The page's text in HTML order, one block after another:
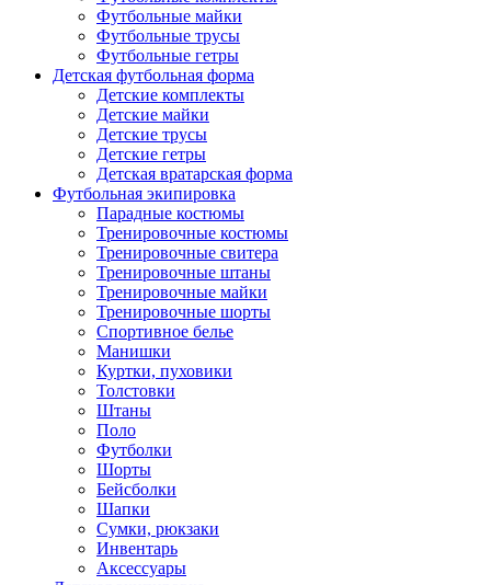
Футбольные майки
Футбольные трусы
Футбольные гетры
Детская футбольная форма
Детские комплекты
Детские майки
Детские трусы
Детские гетры
Детская вратарская форма
Футбольная экипировка
Парадные костюмы
Тренировочные костюмы
Тренировочные свитера
Тренировочные штаны
Тренировочные майки
Тренировочные шорты
Спортивное белье
Манишки
Куртки, пуховики
Толстовки
Штаны
Поло
Футболки
Шорты
Бейсболки
Шапки
Сумки, рюкзаки
Инвентарь
Аксессуары